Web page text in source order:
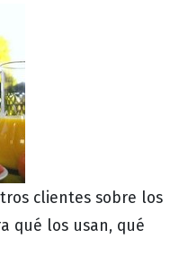
clientes sobre los
qué los usan, qué